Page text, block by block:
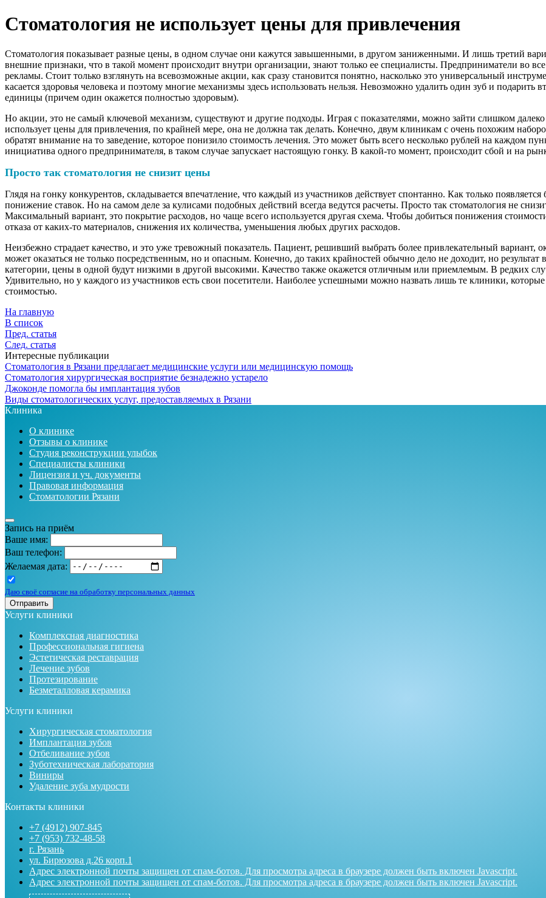
Стоматология не использует цены для привлечения
Стоматология показывает разные цены, в одном случае они кажутся завышенными, в другом заниженными. И лишь третий
внешние признаки, что в такой момент происходит внутри организации, знают только ее специалисты. Предприниматели во все
рекламы. Стоит только взглянуть на всевозможные акции, как сразу становится понятно, насколько это универсальный
касается здоровья человека и поэтому многие механизмы здесь использовать нельзя. Невозможно удалить один зуб и
единицы (причем один окажется полностью здоровым).
Но акции, это не самый ключевой механизм, существуют и другие подходы. Играя с показателями, можно зайти слишком
использует цены для привлечения, по крайней мере, она не должна так делать. Конечно, двум клиникам с очень похожим
обратят внимание на то заведение, которое понизило стоимость лечения. Это может быть всего несколько рублей на каждом
инициатива одного предпринимателя, в таком случае запускает настоящую гонку. В какой-то момент, происходит сбой и на
Просто так стоматология не снизит цены
Глядя на гонку конкурентов, складывается впечатление, что каждый из участников действует спонтанно. Как только
понижение ставок. Но на самом деле за кулисами подобных действий всегда ведутся расчеты. Просто так стоматология не
Максимальный вариант, это покрытие расходов, но чаще всего используется другая схема. Чтобы добиться понижения
отказа от каких-то материалов, снижения их количества, уменьшения любых других расходов.
Неизбежно страдает качество, и это уже тревожный показатель. Пациент, решивший выбрать более привлекательный вариант,
может оказаться не только посредственным, но и опасным. Конечно, до таких крайностей обычно дело не доходит, но результат
категории, цены в одной будут низкими в другой высокими. Качество также окажется отличным или приемлемым. В редких
Удивительно, но у каждого из участников есть свои посетители. Наиболее успешными можно назвать лишь те клиники,
стоимостью.
На главную
В список
Пред. статья
След. статья
Интересные публикации
Стоматология в Рязани предлагает медицинские услуги или медицинскую помощь
Стоматология хирургическая восприятие безнадежно устарело
Джоконде помогла бы имплантация зубов
Виды стоматологических услуг, предоставляемых в Рязани
Клиника
О клинике
Отзывы о клинике
Студия реконструкции улыбок
Специалисты клиники
Лицензия и уч. документы
Правовая информация
Стоматологии Рязани
Запись на приём
Ваше имя:
Ваш телефон:
Желаемая дата:
Даю своё согласие на обработку персональных данных
Отправить
Услуги клиники
Комплексная диагностика
Профессиональная гигиена
Эстетическая реставрация
Лечение зубов
Протезирование
Безметалловая керамика
Услуги клиники
Хирургическая стоматология
Имплантация зубов
Отбеливание зубов
Зуботехническая лаборатория
Виниры
Удаление зуба мудрости
Контакты клиники
+7 (4912) 907-845
+7 (953) 732-48-58
г. Рязань
ул. Бирюзова д.26 корп.1
Адрес электронной почты защищен от спам-ботов. Для просмотра адреса в браузере должен быть включен Javascript.
Адрес электронной почты защищен от спам-ботов. Для просмотра адреса в браузере должен быть включен Javascript.